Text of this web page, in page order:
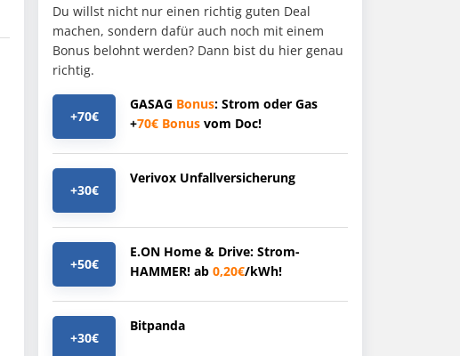
Du willst nicht nur einen richtig guten Deal
machen, sondern dafür auch noch mit einem
Bonus belohnt werden? Dann bist du hier genau
richtig.
+70€
GASAG Bonus: Strom oder Gas
+70€ Bonus vom Doc!
+30€
Verivox Unfallversicherung
+50€
E.ON Home & Drive: Strom-
HAMMER! ab 0,20€/kWh!
+30€
Bitpanda